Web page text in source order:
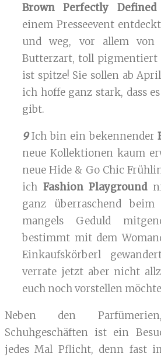
Brown Perfectly
einem Presseevent
und weg, vor allem von
Butterzart, toll pigmentiert
ist spitze! Sie sollen ab
ich hoffe ganz stark, dass
gibt.
9Ich bin ein bekennender
neue Kollektionen kaum
neue Hide & Go Chic
ich Fashion Playground
ganz überraschend
mangels Geduld
bestimmt mit dem
Einkaufskörberl
verrate jetzt aber nicht
euch noch vorstellen
Neben den
Schuhgeschäften ist ein
jedes Mal Pflicht, denn fast